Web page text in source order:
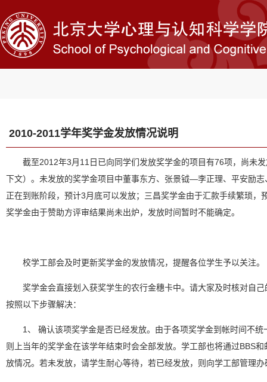
2010-2011学年奖学金发放情况说明
截至2012年3月11日已向同学们发放奖学金的项目有76项，尚未
下文）。未发放的奖学金项目中董事东方、张景钺—李正理、平安励
正在到账阶段，预计3月底可以发放；三昌奖学金由于汇款手续繁琐，
奖学金由于赞助方评审结果尚未出炉，发放时间暂时不能确定。
校学工部会及时更新奖学金的发放情况，提醒各位学生予以关注。
奖学金会直接划入获奖学生的农行金穗卡中。请大家及时核对自
按照以下步骤解决：
1、 确认该项奖学金是否已经发放。由于各项奖学金到帐时间不
则上当年的奖学金在该学年结束时会全部发放。学工部也将通过BBS
放情况。若未发放，请学生耐心等待，若已经发放，则向学工部管理